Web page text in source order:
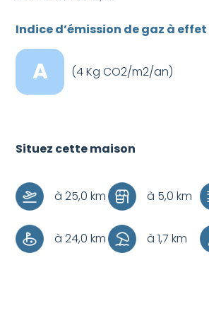
Indice d’émission de gaz à effet
A (4 Kg CO2/m2/an)
Situez cette maison
à 25,0 km à 5,0 km
à 24,0 km à 1,7 km